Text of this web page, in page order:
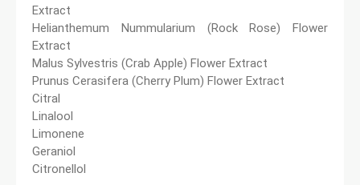
Extract
Helianthemum Nummularium (Rock Rose) Flower
Extract
Malus Sylvestris (Crab Apple) Flower Extract
Prunus Cerasifera (Cherry Plum) Flower Extract
Citral
Linalool
Limonene
Geraniol
Citronellol